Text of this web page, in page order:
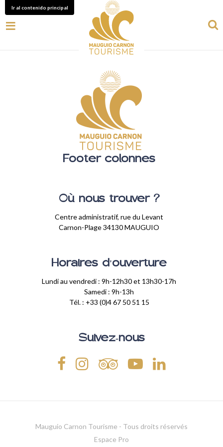
Ir al contenido principal
Footer colonnes
Où nous trouver ?
Centre administratif, rue du Levant
Carnon-Plage 34130 MAUGUIO
Horaires d'ouverture
Lundi au vendredi : 9h-12h30 et 13h30-17h
Samedi : 9h-13h
Tél. : +33 (0)4 67 50 51 15
Suivez-nous
Mauguio Carnon Tourisme - Tous droits réservés
Espace Pro